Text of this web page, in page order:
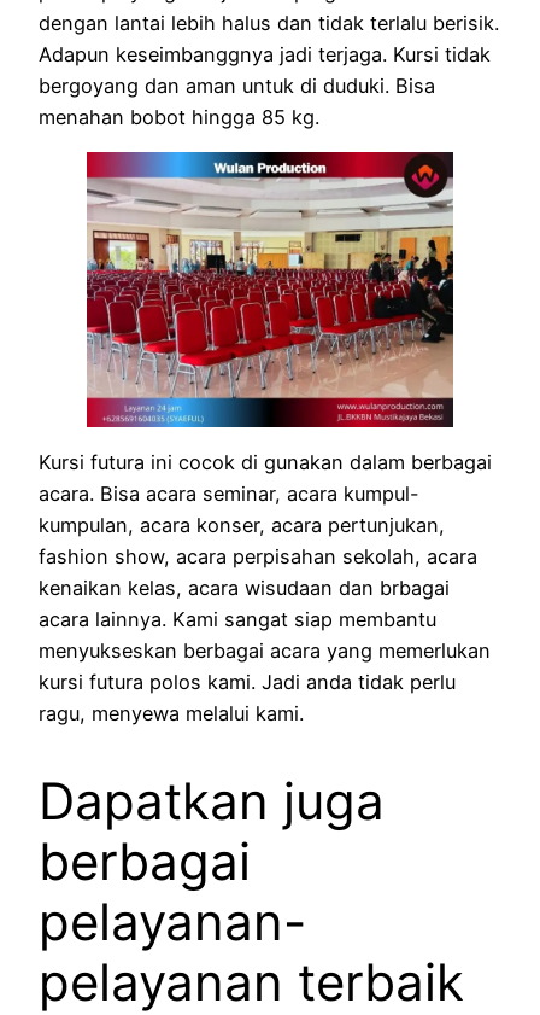
dengan lantai lebih halus dan tidak terlalu berisik.
Adapun keseimbanggnya jadi terjaga. Kursi tidak
bergoyang dan aman untuk di duduki. Bisa
menahan bobot hingga 85 kg.
Kursi futura ini cocok di gunakan dalam berbagai
acara. Bisa acara seminar, acara kumpul-
kumpulan, acara konser, acara pertunjukan,
fashion show, acara perpisahan sekolah, acara
kenaikan kelas, acara wisudaan dan brbagai
acara lainnya. Kami sangat siap membantu
menyukseskan berbagai acara yang memerlukan
kursi futura polos kami. Jadi anda tidak perlu
ragu, menyewa melalui kami.
Dapatkan juga
berbagai
pelayanan-
pelayanan terbaik